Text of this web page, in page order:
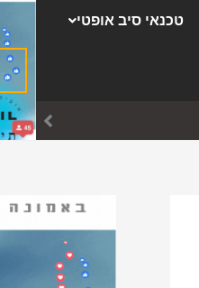
טכנאי סיב אופטי
ק